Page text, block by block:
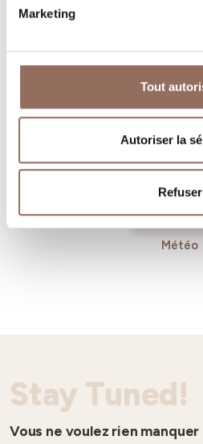
Marketing
Tout
Autoriser la
Refuser
Operateurs du
Météo
Stay Tuned!
Vous ne voulez rien manquer